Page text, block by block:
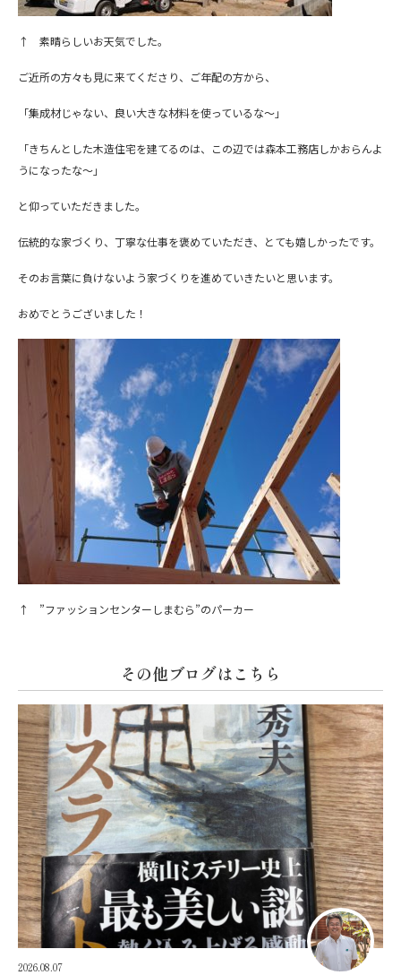
↑ 素晴らしいお天気でした。
ご近所の方々も見に来てくださり、ご年配の方から、
「集成材じゃない、良い大きな材料を使っているな～」
「きちんとした木造住宅を建てるのは、この辺では森本工務店しかおらんよ
うになったな～」
と仰っていただきました。
伝統的な家づくり、丁寧な仕事を褒めていただき、とても嬉しかったです。
そのお言葉に負けないよう家づくりを進めていきたいと思います。
おめでとうございました！
↑ ”ファッションセンターしまむら”のパーカー
その他ブログはこちら
2026.08.07